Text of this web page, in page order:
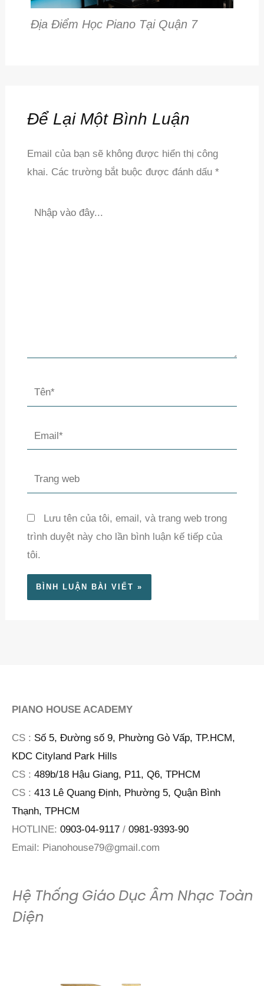
Địa Điểm Học Piano Tại Quận 7
Để Lại Một Bình Luận
Email của bạn sẽ không được hiển thị công
khai. Các trường bắt buộc được đánh dấu *
Tên*
Email*
Trang
web
Lưu tên của tôi, email, và trang web trong
trình duyệt này cho lần bình luận kế tiếp của
tôi.
PIANO HOUSE ACADEMY
CS : Số 5, Đường số 9, Phường Gò Vấp, TP.HCM,
KDC Cityland Park Hills
CS : 489b/18 Hậu Giang, P11, Q6, TPHCM
CS : 413 Lê Quang Định, Phường 5, Quận Bình
Thạnh, TPHCM
HOTLINE: 0903-04-9117 / 0981-9393-90
Email: Pianohouse79@gmail.com
Hệ Thống Giáo Dục Âm Nhạc Toàn
Diện